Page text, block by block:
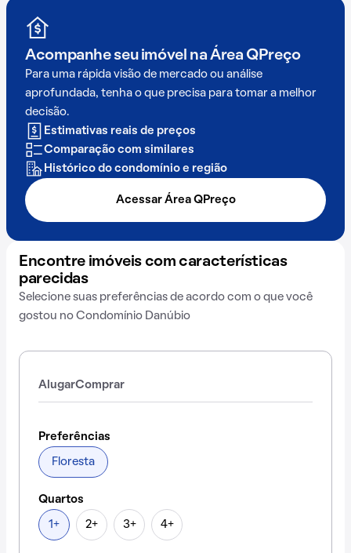
Acompanhe seu imóvel na Área QPreço
Para uma rápida visão de mercado ou análise
aprofundada, tenha o que precisa para tomar a melhor
decisão.
Estimativas reais de preços
Comparação com similares
Histórico do condomínio e região
Acessar Área QPreço
Encontre imóveis com características
parecidas
Selecione suas preferências de acordo com o que você
gostou no Condomínio Danúbio
AlugarComprar
Preferências
Floresta
Quartos
1+ 2+ 3+ 4+